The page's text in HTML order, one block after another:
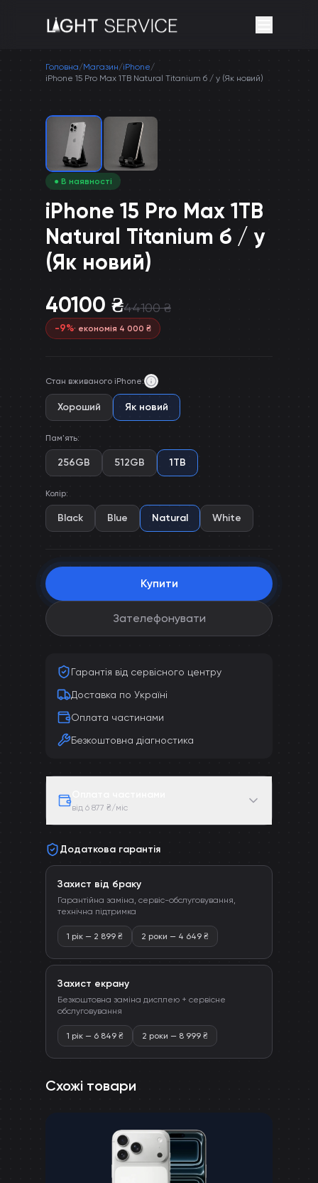
Головна/Магазин/iPhone/
iPhone 15 Pro Max 1TB Natural Titanium б / у (Як новий)
● В наявності
iPhone 15 Pro Max 1TB
Natural Titanium б / у
(Як новий)
40100 ₴44100₴
-9%· економія 4 000 ₴
Стан вживаного iPhone:
Хороший Як новий
Пам'ять:
256GB 512GB 1TB
Колір:
Black Blue Natural White
Купити
Зателефонувати
Гарантія від сервісного центру
Доставка по Україні
Оплата частинами
Безкоштовна діагностика
від 6 877 ₴/міс
Додаткова гарантія
Захист від браку
Гарантійна заміна, сервіс-обслуговування,
технічна підтримка
1 рік — 2 899 ₴ 2 роки — 4 649 ₴
Захист екрану
Безкоштовна заміна дисплею + сервісне
обслуговування
1 рік — 6 849 ₴ 2 роки — 8 999 ₴
Схожі товари